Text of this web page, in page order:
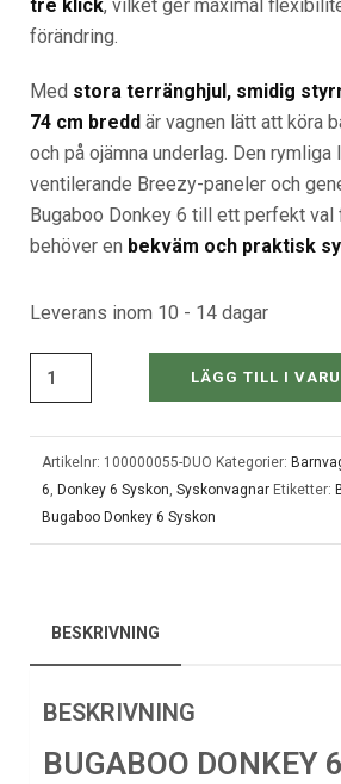
tre klick, vilket ger maximal
förändring.
Med stora terränghjul, smidig
74 cm bredd är vagnen lätt att köra
och på ojämna underlag. Den rymliga
ventilerande Breezy-paneler och
Bugaboo Donkey 6 till ett perfekt
behöver en bekväm och praktisk
Leverans inom 10 - 14 dagar
LÄGG TILL I
Artikelnr: 100000055-DUO Kategorier:
6, Donkey 6 Syskon, Syskonvagnar Etiketter:
Bugaboo Donkey 6 Syskon
BESKRIVNING
BESKRIVNING
BUGABOO DONKEY 6